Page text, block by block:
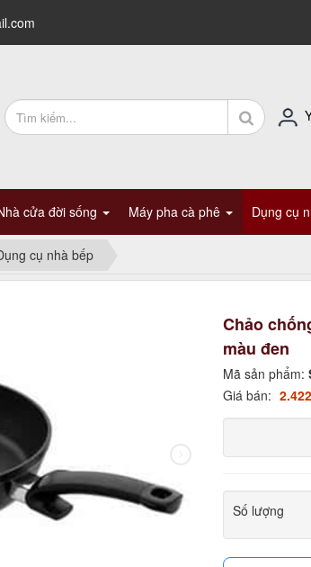
cửa đời sống Máy pha cà phê Dụng cụ
cụ nhà bếp
Chảo
màu đen
Mã sản phẩm:
Giá bán:
Số lượng